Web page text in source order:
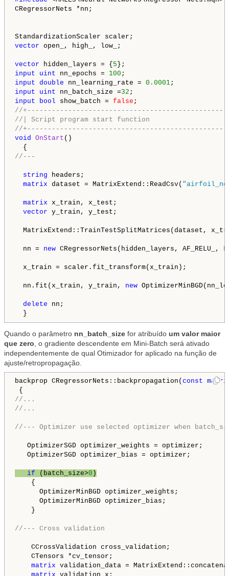
CRegressorNets *nn;
vector open_, high_, low_;
vector hidden_layers = { 5
input
uint nn_epochs = 100
input double nn_learning_rate = 0.0001
input
uint nn_batch_size =32
input
bool show_batch = false
//
//| Script program start function
//
void OnStart ()
//---
string headers;
matrix dataset = MatrixExtend::ReadCsv(
matrix x_train, x_test;
vector y_train, y_test;
MatrixExtend::TrainTestSplitMatrices(dataset,
nn = new CRegressorNets(hidden_layers, AF_RELU_,
x_train = scaler.fit_transform(x_train);
nn.fit(x_train, y_train, new
delete nn;
}
Quando o parâmetro nn_batch_size for atribuído um valor maior
que zero , o gradiente descendente em Mini-Batch será ativado
independentemente de qual Otimizador for aplicado na função de
ajuste/retropropagação.
backprop CRegressorNets::backpropagation( const
//...
//...
//--- Optimizer use selected optimizer when
OptimizerSGD optimizer_weights = optimizer;
OptimizerSGD optimizer_bias = optimizer;
if (batch_size>0 )
{
OptimizerMinBGD optimizer_weights;
OptimizerMinBGD optimizer_bias;
}
//--- Cross validation
CCrossValidation cross_validation;
CTensors *cv_tensor;
matrix validation_data =